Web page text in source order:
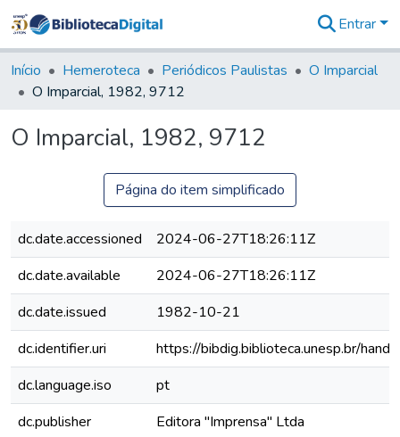
&
Coleções
Tudo na
Digital
Entrar
Início Hemeroteca Periódicos Paulistas
O Imparcial
O Imparcial, 1982, 9712
O Imparcial, 1982, 9712
Página do item simplificado
dc.date.accessioned
2024-06-27T18:26:11Z
dc.date.available
2024-06-27T18:26:11Z
dc.date.issued
1982-10-21
dc.identifier.uri
https://bibdig.biblioteca.unesp.br/
dc.language.iso
pt
dc.publisher
Editora "Imprensa" Ltda